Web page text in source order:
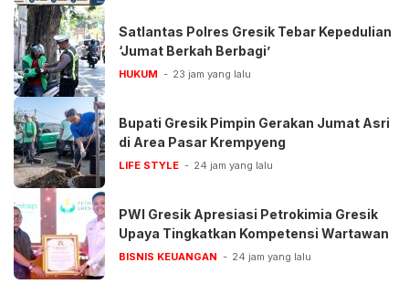
Satlantas Polres Gresik Tebar Kepedulian
‘Jumat Berkah Berbagi’
HUKUM 23 jam yang lalu
Bupati Gresik Pimpin Gerakan Jumat Asri
di Area Pasar Krempyeng
LIFE STYLE 24 jam yang lalu
PWI Gresik Apresiasi Petrokimia Gresik
Upaya Tingkatkan Kompetensi Wartawan
BISNIS KEUANGAN 24 jam yang lalu